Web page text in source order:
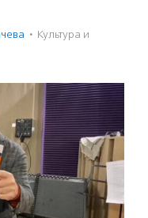
· Культура и